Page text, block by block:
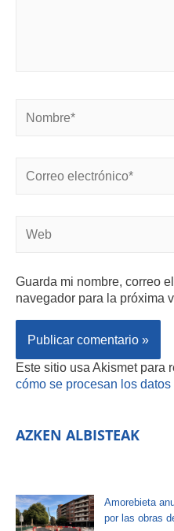
Guarda mi nombre, correo
navegador para la próxima
Este sitio usa Akismet para
cómo se procesan los
AZKEN ALBISTEAK
Amorebieta
por las obras